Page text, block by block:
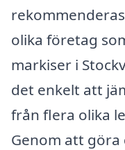
olika företag
markiser i
det enkelt att
från flera olika
Genom att